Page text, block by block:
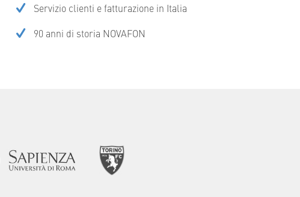
Servizio clienti e fatturazione in Italia
90 anni di storia NOVAFON